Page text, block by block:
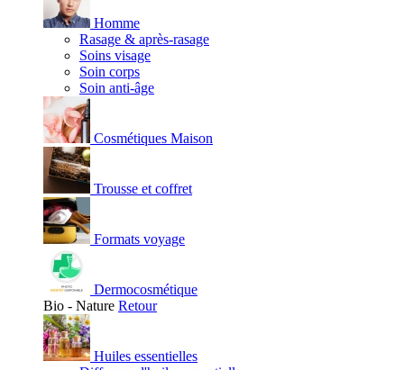
Homme
Rasage & après-rasage
Soins visage
Soin corps
Soin anti-âge
Cosmétiques Maison
Trousse et coffret
Formats voyage
Dermocosmétique
Bio - Nature Retour
Huiles essentielles